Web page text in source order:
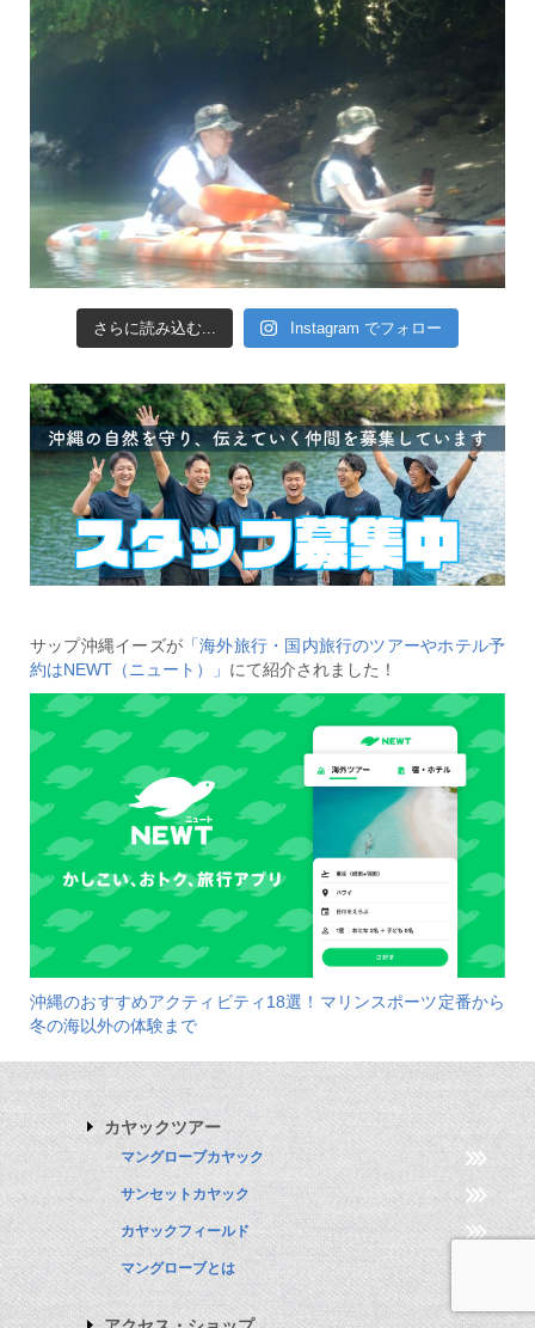
さらに読み込む... Instagram でフォロー
サップ沖縄イーズが 「海外旅行・国内旅行のツアーやホテル予
約はNEWT（ニュート）」 にて紹介されました！
沖縄のおすすめアクティビティ18選！マリンスポーツ定番から
冬の海以外の体験まで
カヤックツアー
マングローブカヤック
サンセットカヤック
カヤックフィールド
マングローブとは